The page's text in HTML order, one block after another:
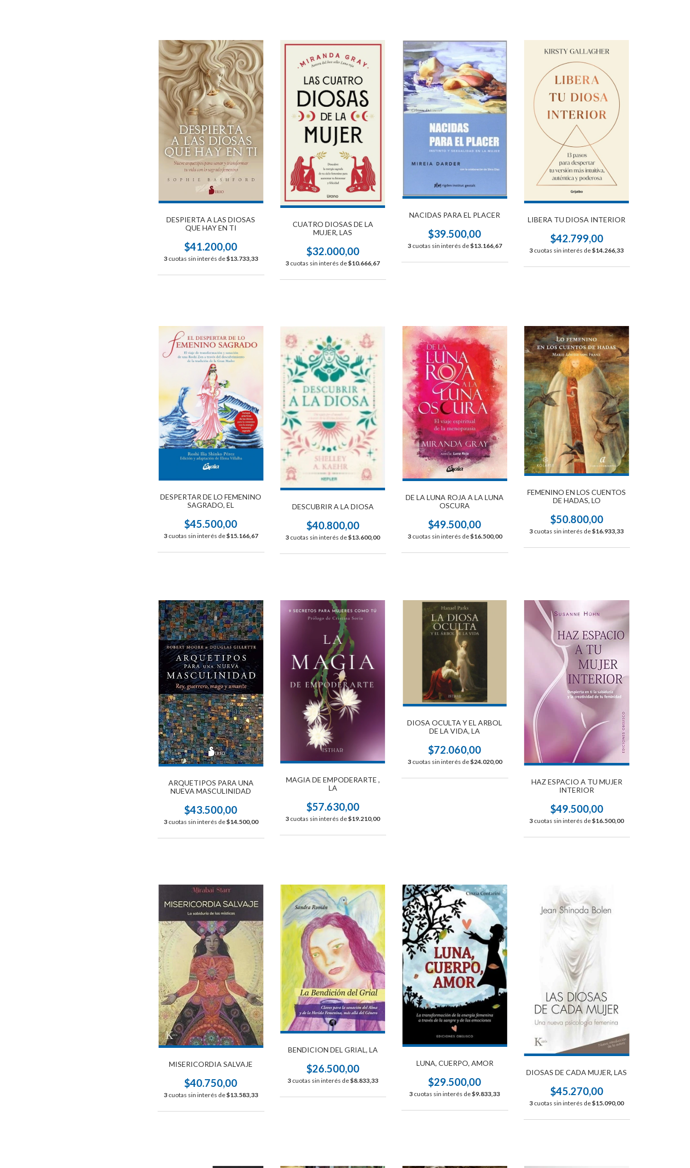
DESPIERTA A LAS DIOSAS
QUE HAY EN TI
$41.200,00
3 cuotas sin interés de$13.733,33
CUATRO DIOSAS DE LA
MUJER, LAS
$32.000,00
3 cuotas sin interés de$10.666,67
NACIDAS PARA EL PLACER
$39.500,00
3 cuotas sin interés de$13.166,67
LIBERA TU DIOSA INTERIOR
$42.799,00
3 cuotas sin interés de$14.266,33
DESPERTAR DE LO FEMENINO
SAGRADO, EL
$45.500,00
3 cuotas sin interés de$15.166,67
DESCUBRIR A LA DIOSA
$40.800,00
3 cuotas sin interés de$13.600,00
DE LA LUNA ROJA A LA LUNA
OSCURA
$49.500,00
3 cuotas sin interés de$16.500,00
FEMENINO EN LOS CUENTOS
DE HADAS, LO
$50.800,00
3 cuotas sin interés de$16.933,33
ARQUETIPOS PARA UNA
NUEVA MASCULINIDAD
$43.500,00
3 cuotas sin interés de$14.500,00
MAGIA DE EMPODERARTE ,
LA
$57.630,00
3 cuotas sin interés de$19.210,00
DIOSA OCULTA Y EL ARBOL
DE LA VIDA, LA
$72.060,00
3 cuotas sin interés de$24.020,00
HAZ ESPACIO A TU MUJER
INTERIOR
$49.500,00
3 cuotas sin interés de$16.500,00
MISERICORDIA SALVAJE
$40.750,00
3 cuotas sin interés de$13.583,33
BENDICION DEL GRIAL, LA
$26.500,00
3 cuotas sin interés de$8.833,33
LUNA, CUERPO, AMOR
$29.500,00
3 cuotas sin interés de$9.833,33
DIOSAS DE CADA MUJER, LAS
$45.270,00
3 cuotas sin interés de$15.090,00